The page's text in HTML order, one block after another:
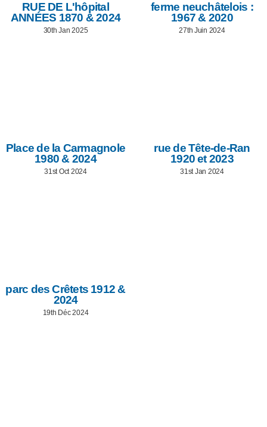
RUE DE L'hôpital
ANNÉES 1870 & 2024
30th Jan 2025
ferme neuchâtelois :
1967 & 2020
27th Juin 2024
Place de la Carmagnole
1980 & 2024
31st Oct 2024
rue de Tête-de-Ran
1920 et 2023
31st Jan 2024
parc des Crêtets 1912 &
2024
19th Déc 2024